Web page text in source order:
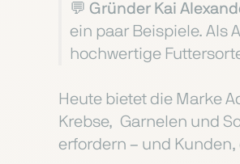
💬 Gründer Kai
ein paar Beispiele. Als
hochwertige
Heute bietet die Marke
Krebse, Garnelen und
erfordern – und